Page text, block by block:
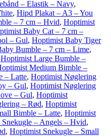
– Elastik – Navy,
, Hipd Plakat – A3 – You
– 7 cm – Hvid, Hoptimist
Baby Cat – 7 cm –
– Gul, Hoptimist Baby Tiger
Bumble – 7 cm – Lime,
Hoptimist Large Bumble –
Medium Bimble –
– Latte, Hoptimist Nøglering
– Gul, Hoptimist Nøglering
– Gul, Hoptimist
– Rød, Hoptimist
Bimble – Latte, Hoptimist
– Angels – Hvid,
, Hoptimist Snekugle – Small